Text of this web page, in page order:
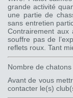
grande activité
une partie de
sans entretien
Contrairement aux
souffre pas de
reflets roux. Tant
Nombre de
Avant de vous
contacter le(s)